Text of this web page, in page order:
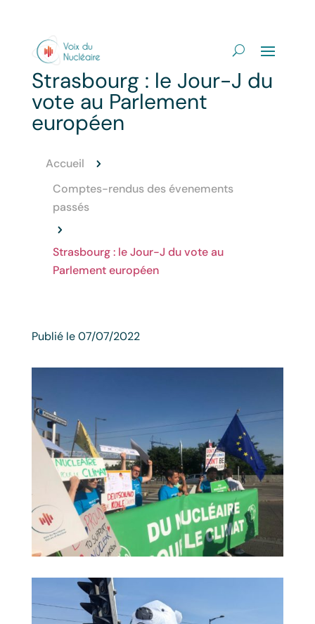
Strasbourg : le Jour-J du
vote au Parlement
européen
Accueil 5
Comptes-rendus des évenements
passés
5
Strasbourg : le Jour-J du vote au
Parlement européen
Publié le 07/07/2022